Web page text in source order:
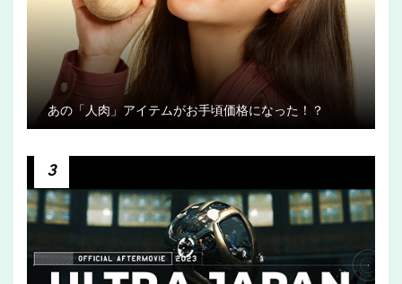
あの「人肉」アイテムがお手頃価格になった！？
3